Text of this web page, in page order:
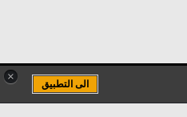
×
الى التطبيق